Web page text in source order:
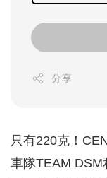
分享
只有220克！
車隊TEAM DSM